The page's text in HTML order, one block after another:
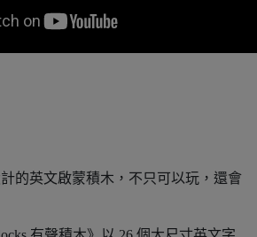
的英文啟蒙積木，不只可以玩，還會